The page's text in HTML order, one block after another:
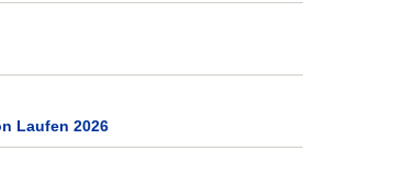
Laufen 2026